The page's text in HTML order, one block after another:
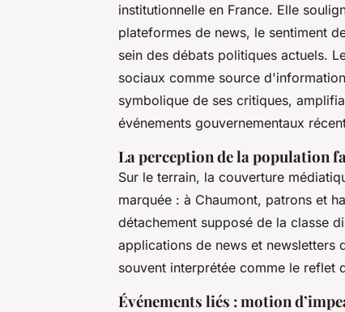
institutionnelle en France. Elle
plateformes de news, le sentiment
sein des débats politiques actuels.
sociaux comme source
symbolique de ses critiques,
événements gouvernementaux
La perception de la population
Sur le terrain, la couverture
marquée : à Chaumont, patrons et
détachement supposé de la classe
applications de news et newsletters
souvent interprétée comme le reflet
Événements liés : motion